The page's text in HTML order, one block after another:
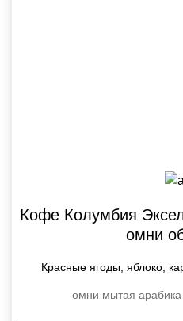
Кофе Колумбия
омни
Красные ягоды, яблоко,
омни мытая